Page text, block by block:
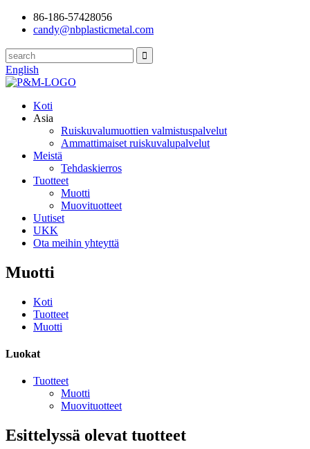
86-186-57428056
candy@nbplasticmetal.com
English
Koti
Asia
Ruiskuvalumuottien valmistuspalvelut
Ammattimaiset ruiskuvalupalvelut
Meistä
Tehdaskierros
Tuotteet
Muotti
Muovituotteet
Uutiset
UKK
Ota meihin yhteyttä
Muotti
Koti
Tuotteet
Muotti
Luokat
Tuotteet
Muotti
Muovituotteet
Esittelyssä olevat tuotteet